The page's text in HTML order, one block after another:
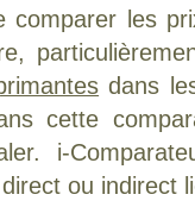
comparer les
dans
cette
i-
ou indirect